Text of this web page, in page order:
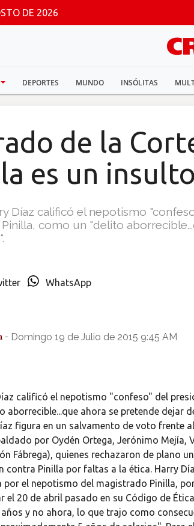
DE 2026
DEPORTES MUNDO INSÓLITAS
de la
es un insulto
Díaz calificó el nepotismo
como un "delito
WhatsApp
- Domingo 19 de Julio de 2015 9:45 AM
calificó el nepotismo "confeso" del
aborrecible...que ahora se pretende dejar
figura en un salvamento de voto frente
por Oydén Ortega, Jerónimo Mejía,
Fábrega), quienes rechazaron de plano
contra Pinilla por faltas a la ética. Harry
por el nepotismo del magistrado Pinilla,
el 20 de abril pasado en su Código de
y no ahora, lo que trajo como